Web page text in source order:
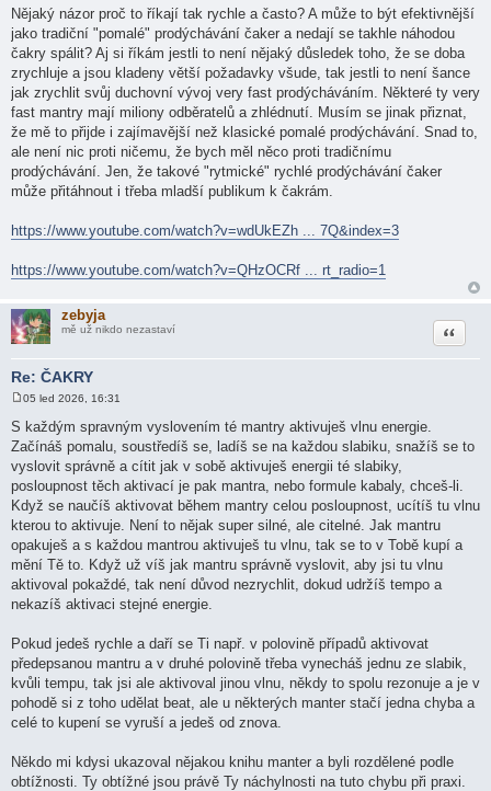
ř
í
s
p
ě
v
e
k
Nějaký názor proč to říkají tak rychle a často? A může to být efektivnější
jako tradiční "pomalé" prodýchávání čaker a nedají se takhle náhodou
čakry spálit? Aj si říkám jestli to není nějaký důsledek toho, že se doba
zrychluje a jsou kladeny větší požadavky všude, tak jestli to není šance
jak zrychlit svůj duchovní vývoj very fast prodýcháváním. Některé ty very
fast mantry mají miliony odběratelů a zhlédnutí. Musím se jinak přiznat,
že mě to přijde i zajímavější než klasické pomalé prodýchávání. Snad to,
ale není nic proti ničemu, že bych měl něco proti tradičnímu
prodýchávání. Jen, že takové "rytmické" rychlé prodýchávání čaker
může přitáhnout i třeba mladší publikum k čakrám.
https://www.youtube.com/watch?v=wdUkEZh ... 7Q&index=3
https://www.youtube.com/watch?v=QHzOCRf ... rt_radio=1
zebyja
mě už nikdo nezastaví
Re: ČAKRY
Citace
ř
í
s
ě
v
e
k
05 led 2026, 16:31
S každým spravným vyslovením té mantry aktivuješ vlnu energie.
Začínáš pomalu, soustředíš se, ladíš se na každou slabiku, snažíš se to
vyslovit správně a cítit jak v sobě aktivuješ energii té slabiky,
posloupnost těch aktivací je pak mantra, nebo formule kabaly, chceš-li.
Když se naučíš aktivovat během mantry celou posloupnost, ucítíš tu vlnu
kterou to aktivuje. Není to nějak super silné, ale citelné. Jak mantru
opakuješ a s každou mantrou aktivuješ tu vlnu, tak se to v Tobě kupí a
mění Tě to. Když už víš jak mantru správně vyslovit, aby jsi tu vlnu
aktivoval pokaždé, tak není důvod nezrychlit, dokud udržíš tempo a
nekazíš aktivaci stejné energie.
Pokud jedeš rychle a daří se Ti např. v polovině případů aktivovat
předepsanou mantru a v druhé polovině třeba vynecháš jednu ze slabik,
kvůli tempu, tak jsi ale aktivoval jinou vlnu, někdy to spolu rezonuje a je v
pohodě si z toho udělat beat, ale u některých manter stačí jedna chyba a
celé to kupení se vyruší a jedeš od znova.
Někdo mi kdysi ukazoval nějakou knihu manter a byli rozdělené podle
obtížnosti. Ty obtížné jsou právě Ty náchylnosti na tuto chybu při praxi.